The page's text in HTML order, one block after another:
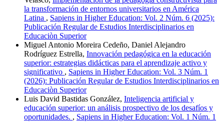
la transformación de entornos universitarios en América
Latina , Sapiens in Higher Education: Vol. 2 Núm. 6 (2025):
Publicación Regular de Estudios Interdisciplinarios en
Educaciòn Superior
Miguel Antonio Moreira Cedeño, Daniel Alejandro
Rodríguez Estrella, Innovación pedagógica en la educación
superior: estrategias didácticas para el aprendizaje activo y
significativo , Sapiens in Higher Education: Vol. 3 Núm. 1
(2026): Publicación Regular de Estudios Interdisciplinarios en
Educaciòn Superior
Luis David Bastidas González, Inteligencia artificial y
educación superior: un análisis prospectivo de los desafíos y
oportunidades. , Sapiens in Higher Education: Vol. 1 Núm. 1